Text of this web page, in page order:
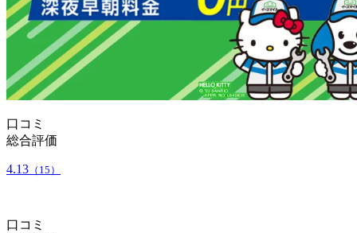
口コミ
総合評価
4.13 （15）
口コミ